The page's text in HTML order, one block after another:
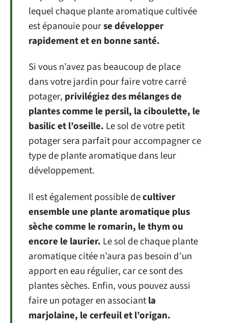
lequel chaque plante aromatique cultivée
est épanouie pourse développer
rapidement et en bonne santé.
Si vous n’avez pas beaucoup de place
dans votre jardin pour faire votre carré
potager, privilégiez des mélanges de
plantes comme le persil, la ciboulette, le
basilic et l’oseille. Le sol de votre petit
potager sera parfait pour accompagner ce
type de plante aromatique dans leur
développement.
Il est également possible decultiver
ensemble une plante aromatique plus
sèche comme le romarin, le thym ou
encore le laurier. Le sol de chaque plante
aromatique citée n’aura pas besoin d’un
apport en eau régulier, car ce sont des
plantes sèches. Enfin, vous pouvez aussi
faire un potager en associantla
marjolaine, le cerfeuil et l’origan.